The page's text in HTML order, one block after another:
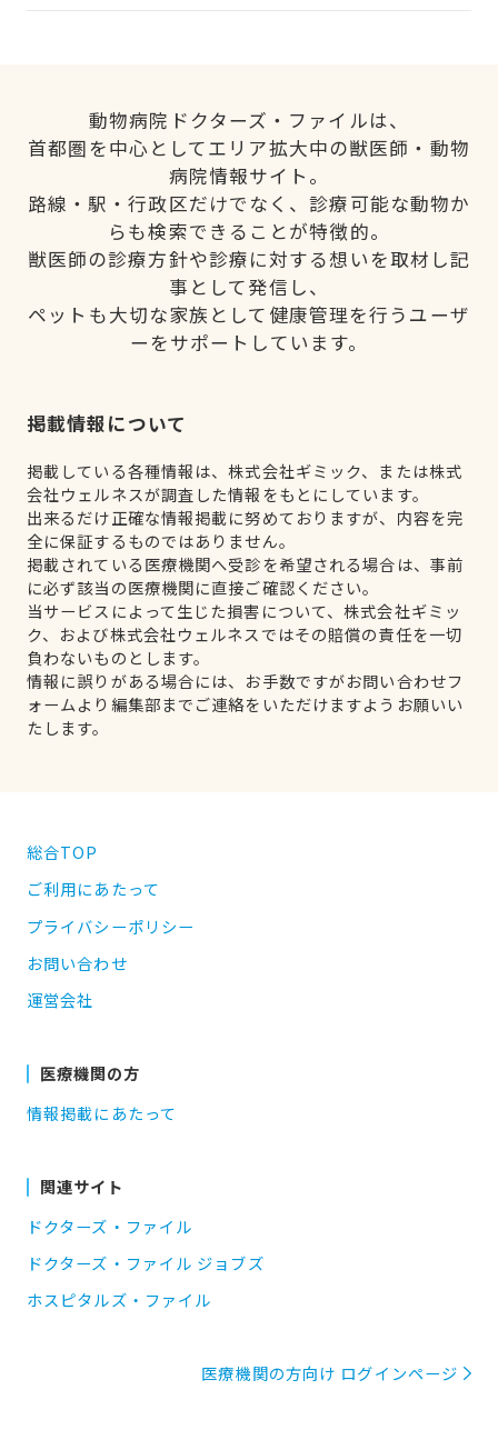
動物病院ドクターズ・ファイルは、
首都圏を中心としてエリア拡大中の獣医師・動物
病院情報サイト。
路線・駅・行政区だけでなく、診療可能な動物か
らも検索できることが特徴的。
獣医師の診療方針や診療に対する想いを取材し記
事として発信し、
ペットも大切な家族として健康管理を行うユーザ
ーをサポートしています。
掲載情報について
掲載している各種情報は、株式会社ギミック、または株式
会社ウェルネスが調査した情報をもとにしています。
出来るだけ正確な情報掲載に努めておりますが、内容を完
全に保証するものではありません。
掲載されている医療機関へ受診を希望される場合は、事前
に必ず該当の医療機関に直接ご確認ください。
当サービスによって生じた損害について、株式会社ギミッ
ク、および株式会社ウェルネスではその賠償の責任を一切
負わないものとします。
情報に誤りがある場合には、お手数ですがお問い合わせフ
ォームより編集部までご連絡をいただけますようお願いい
たします。
総合TOP
ご利用にあたって
プライバシーポリシー
お問い合わせ
運営会社
医療機関の方
情報掲載にあたって
関連サイト
ドクターズ・ファイル
ドクターズ・ファイル ジョブズ
ホスピタルズ・ファイル
医療機関の方向け ログインページ